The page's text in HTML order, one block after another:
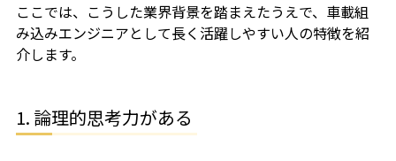
ここでは、こうした業界背景を踏まえたうえで、車載組
み込みエンジニアとして長く活躍しやすい人の特徴を紹
介します。
1. 論理的思考力がある